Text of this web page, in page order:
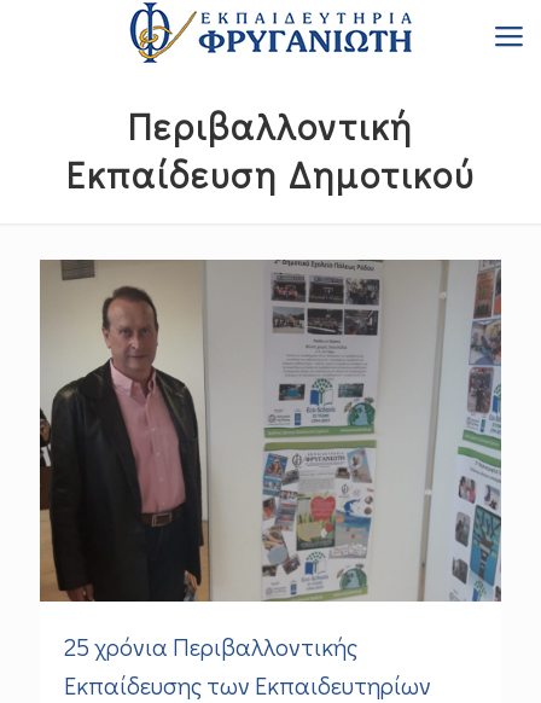
Περιβαλλοντική
Εκπαίδευση Δημοτικού
25 χρόνια Περιβαλλοντικής
Εκπαίδευσης των Εκπαιδευτηρίων